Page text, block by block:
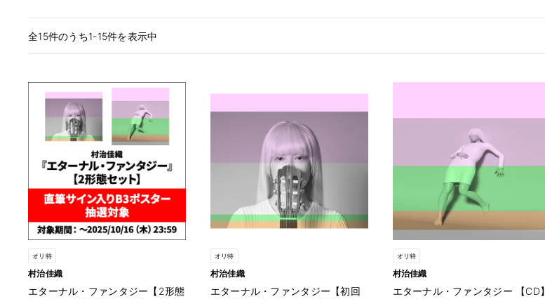
全15件のうち1-15件を表示中
オリ特
村治佳織
エターナル・ファンタジー【2形態
オリ特
村治佳織
エターナル・ファンタジー【初回
オリ特
村治佳織
エターナル・ファンタジー 【CD】